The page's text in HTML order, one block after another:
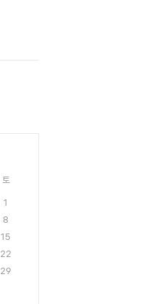
토
1
8
15
22
29